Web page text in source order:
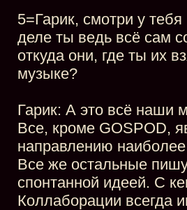
5=Гарик, смотри у
деле ты ведь всё сам
откуда они, где ты их
музыке?
Гарик: А это всё наши
Все, кроме GOSPOD,
направлению
Все же остальные
спонтанной идеей. С
Коллаборации всегда